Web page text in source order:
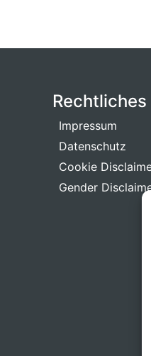
Rechtliches
Impressum
Datenschutz
Cookie
Gender